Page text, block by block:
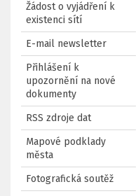
Žádost o vyjádření k
existenci sítí
E-mail newsletter
Přihlášení k
upozornění na nové
dokumenty
RSS zdroje dat
Mapové podklady
města
Fotografická soutěž